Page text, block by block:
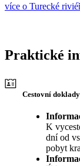
více o Turecké
Praktické
Cestovní
K
dní od
pobyt